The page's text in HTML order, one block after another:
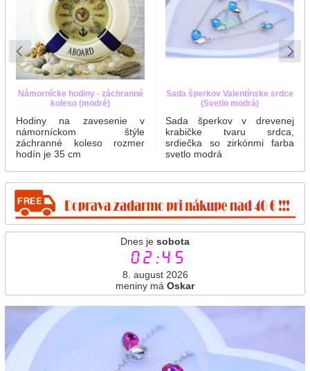
Dnes je sobota
02:45
8. august 2026
meniny má Oskar
Námornícke hodiny - záchranné
koleso (modré)
Hodiny na zavesenie v
námorníckom štýle
záchranné koleso rozmer
hodín je 35 cm
Sada šperkov Valentínske srdce
(Svetlo modrá)
Sada šperkov v drevenej
krabičke tvaru srdca,
srdiečka so zirkónmi farba
svetlo modrá